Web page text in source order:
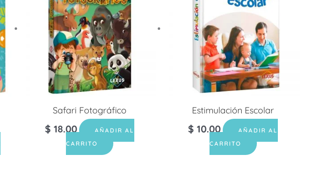
Safari Fotográfico
$ 18.00
AÑADIR AL
CARRITO
Estimulación Escolar
$ 10.00
AÑADIR AL
CARRITO